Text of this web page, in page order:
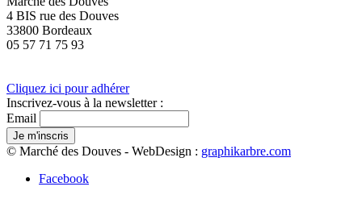
4 BIS rue des Douves
33800 Bordeaux
05 57 71 75 93
Cliquez ici pour adhérer
Inscrivez-vous à la newsletter :
Email
© Marché des Douves - WebDesign : graphikarbre.com
Facebook